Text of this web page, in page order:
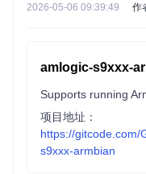
2026-05-06 09:39:49 作
amlogic-s9xxx-
项目地址：
https://gitcode.com/
s9xxx-armbian